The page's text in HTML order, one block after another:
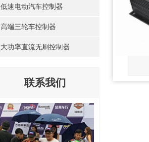
低速电动汽车控制器
高端三轮车控制器
大功率直流无刷控制器
联系我们